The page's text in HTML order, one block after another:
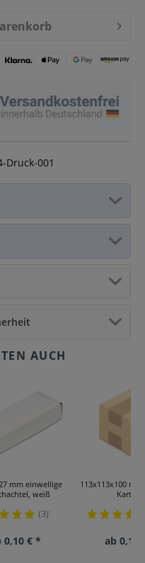
Druck-001
mm einwellige
weiß
(3)¹
0,10 € *
113x113x100
Kartons
ab 0,15